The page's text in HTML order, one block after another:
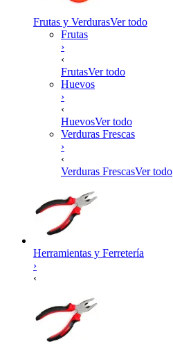
Frutas y VerdurasVer todo
Frutas
›
‹
FrutasVer todo
Huevos
›
‹
HuevosVer todo
Verduras Frescas
›
‹
Verduras FrescasVer todo
Herramientas y Ferretería
›
‹